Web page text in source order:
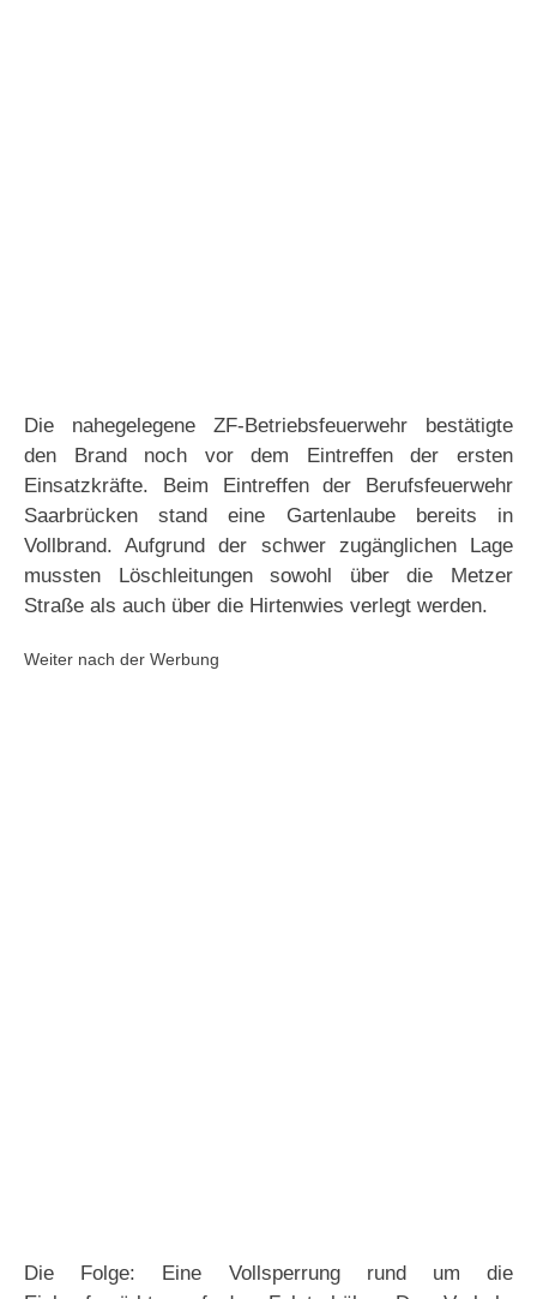
Die nahegelegene ZF-Betriebsfeuerwehr bestätigte
den Brand noch vor dem Eintreffen der ersten
Einsatzkräfte. Beim Eintreffen der Berufsfeuerwehr
Saarbrücken stand eine Gartenlaube bereits in
Vollbrand. Aufgrund der schwer zugänglichen Lage
mussten Löschleitungen sowohl über die Metzer
Straße als auch über die Hirtenwies verlegt werden.
Weiter nach der Werbung
Die Folge: Eine Vollsperrung rund um die